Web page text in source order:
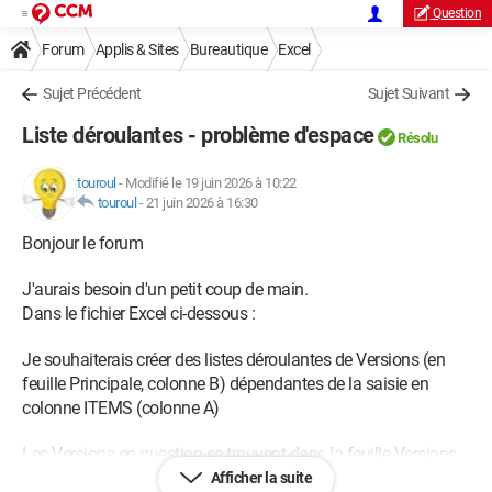
Question
Forum Applis & Sites Bureautique Excel
Sujet Précédent Sujet Suivant
Liste déroulantes - problème d'espace Résolu
touroul - Modifié le 19 juin 2026 à 10:22
touroul -21 juin 2026 à 16:30
Bonjour le forum
J'aurais besoin d'un petit coup de main.
Dans le fichier Excel ci-dessous :
Je souhaiterais créer des listes déroulantes de Versions (en
feuille Principale, colonne B) dépendantes de la saisie en
colonne ITEMS (colonne A)
Les Versions en question se trouvent dans la feuille Versions.
Afficher la suite